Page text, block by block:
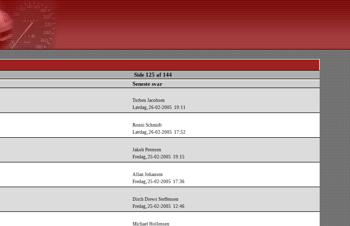
Side 125 af 144
Seneste svar
Torben Jacobsen
Lørdag, 26-02-2005 19:11
Ronni Schmidt
Lørdag, 26-02-2005 17:52
Jakob Petersen
Fredag, 25-02-2005 19:15
Allan Johansen
Fredag, 25-02-2005 17:36
Dirch Drews Steffensen
Fredag, 25-02-2005 12:46
Michael Hollensen